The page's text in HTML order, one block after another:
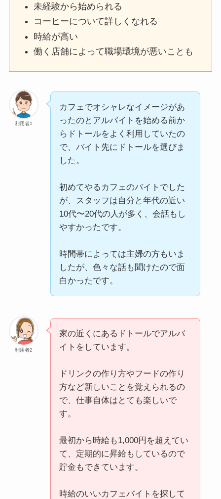
未経験から始められる
コーヒーについて詳しくなれる
時給が高い
働く店舗によって職場環境が悪いことも
利用者1
カフェでオシャレなイメージがあ
ったのとアルバイトを始める前か
らドトールをよく利用していたの
で、バイト先にドトールを選びま
した。
初めてやるカフェのバイトでした
が、スタッフは自分と年代の近い
10代〜20代の人が多く、会話もし
やすかったです。
時間帯によっては主婦の方もいま
したが、色々な話も聞けたので面
白かったです。
利用者2
家の近くにあるドトールでアルバ
イトをしています。
ドリンクの作り方やフードの作り
方など新しいことを覚えられるの
で、仕事自体はとても楽しいで
す。
最初から時給も1,000円を超えてい
て、定期的に昇給もしているので
貯金もできています。
時給のいいカフェバイトを探して